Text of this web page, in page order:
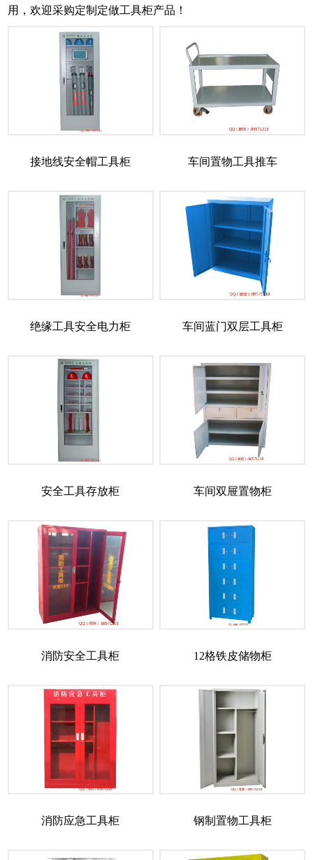
用，欢迎采购定制定做工具柜产品！
接地线安全帽工具柜 车间置物工具推车
绝缘工具安全电力柜 车间蓝门双层工具柜
安全工具存放柜 车间双屉置物柜
消防安全工具柜 12格铁皮储物柜
消防应急工具柜 钢制置物工具柜